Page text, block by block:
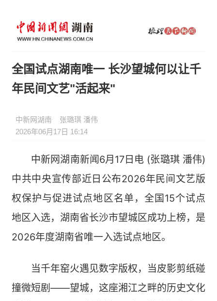
全国试点湖南唯一 长沙望城何以让千
年民间文艺"活起来"
中新网湖南
张璐琪 潘伟
2026年06月17日 16:14
中新网湖南新闻6月17日电 (张璐琪 潘伟)
中共中央宣传部近日公布2026年民间文艺版
权保护与促进试点地区名单，全国15个试点
地区入选，湖南省长沙市望城区成功上榜，是
2026年度湖南省唯一入选试点地区。
当千年窑火遇见数字版权，当皮影剪纸碰
撞微短剧——望城，这座湘江之畔的历史文化